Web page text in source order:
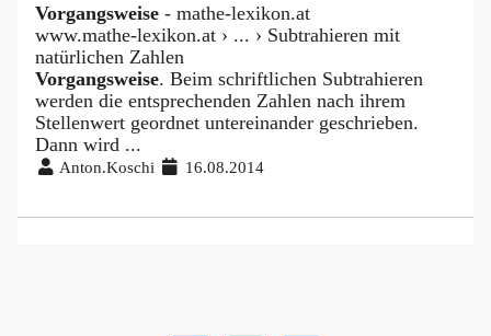
Vorgangsweise - mathe-lexikon.at
www.mathe-lexikon.at › ... › Subtrahieren mit
natürlichen Zahlen
Vorgangsweise. Beim schriftlichen Subtrahieren
werden die entsprechenden Zahlen nach ihrem
Stellenwert geordnet untereinander geschrieben.
Dann wird ...
Anton.Koschi 16.08.2014